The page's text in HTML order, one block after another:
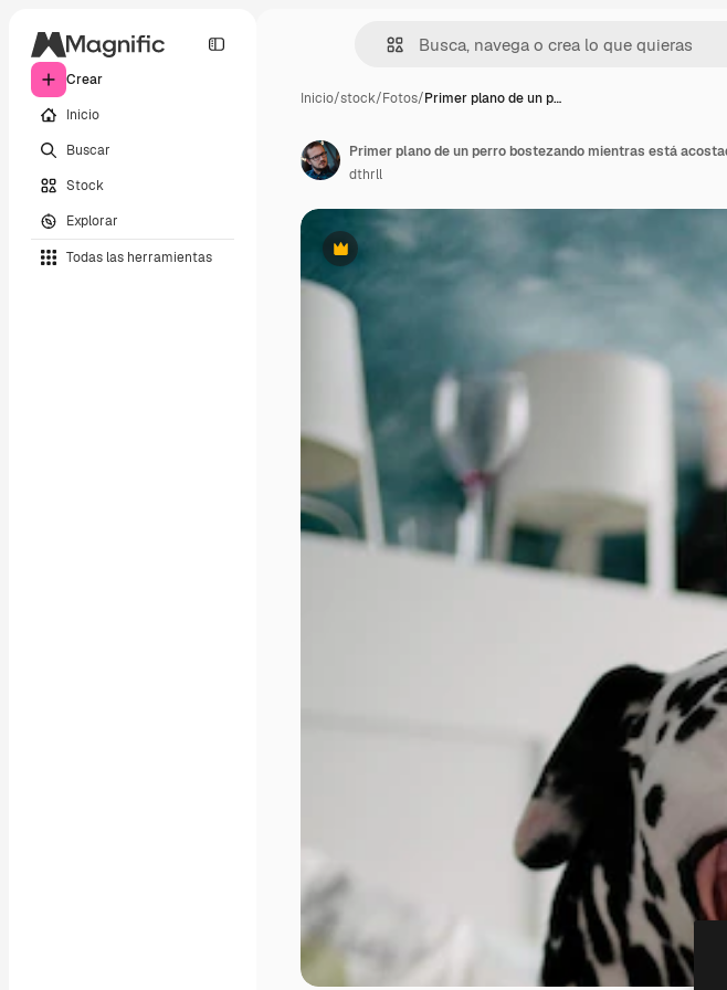
Crear
Inicio
Buscar
Stock
Explorar
Todas las herramientas
Inicio/stock/Fotos/Primer plano de un p…
Premium
dthrll